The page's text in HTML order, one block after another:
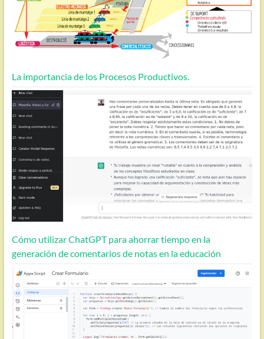
La importancia de los Procesos Productivos.
Cómo utilizar ChatGPT para ahorrar tiempo en la
generación de comentarios de notas en la educación